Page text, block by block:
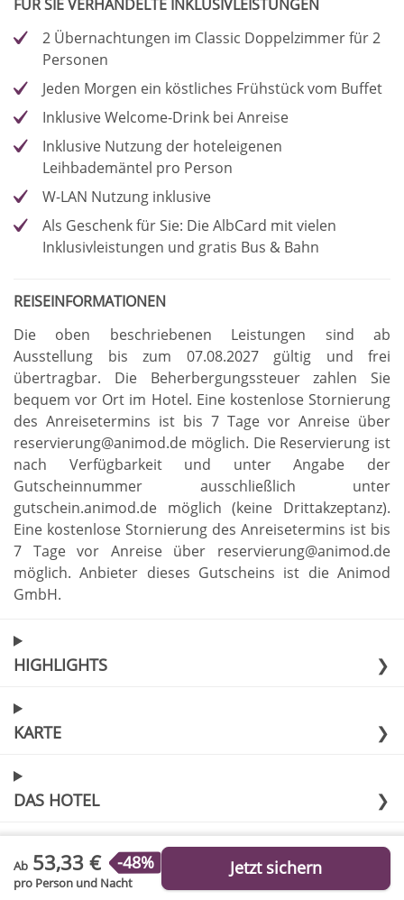
FÜR SIE VERHANDELTE INKLUSIVLEISTUNGEN
2 Übernachtungen im Classic Doppelzimmer für 2
Personen
Jeden Morgen ein köstliches Frühstück vom Buffet
Inklusive Welcome-Drink bei Anreise
Inklusive Nutzung der hoteleigenen
Leihbademäntel pro Person
W-LAN Nutzung inklusive
Als Geschenk für Sie: Die AlbCard mit vielen
Inklusivleistungen und gratis Bus & Bahn
REISEINFORMATIONEN
Die oben beschriebenen Leistungen sind ab
Ausstellung bis zum 07.08.2027 gültig und frei
übertragbar. Die Beherbergungssteuer zahlen Sie
bequem vor Ort im Hotel. Eine kostenlose Stornierung
des Anreisetermins ist bis 7 Tage vor Anreise über
reservierung@animod.de möglich. Die Reservierung ist
nach Verfügbarkeit und unter Angabe der
Gutscheinnummer ausschließlich unter
gutschein.animod.de möglich (keine Drittakzeptanz).
Eine kostenlose Stornierung des Anreisetermins ist bis
7 Tage vor Anreise über reservierung@animod.de
möglich.Anbieter dieses Gutscheins ist die Animod
GmbH.
HIGHLIGHTS ❯
KARTE ❯
DAS HOTEL ❯
Ab 53,33 € -48%
pro Person und Nacht
Jetzt sichern